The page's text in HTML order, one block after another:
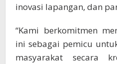
inovasi lapangan, dan
“Kami berkomitmen
ini sebagai pemicu
masyarakat secara